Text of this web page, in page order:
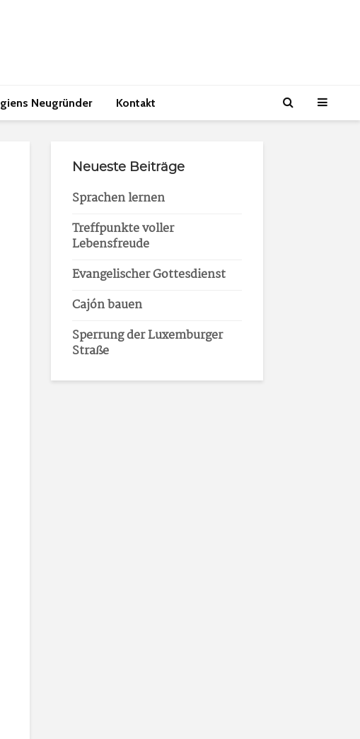
Neugründer Kontakt
Neueste Beiträge
Sprachen lernen
Treffpunkte voller
Lebensfreude
Evangelischer Gottesdienst
Cajón bauen
Sperrung der Luxemburger
Straße